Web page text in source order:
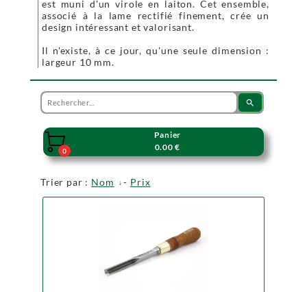
est muni d'un virole en laiton. Cet ensemble,
associé à la lame rectifié finement, crée un
design intéressant et valorisant.
Il n'existe, à ce jour, qu'une seule dimension :
largeur 10 mm.
search

0
Panier
0.00 €
Trier par : Nom - Prix